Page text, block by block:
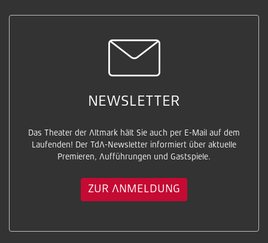
NEWSLETTER
Das Theater der Altmark hält Sie auch per E-Mail auf dem
Laufenden! Der TdA-Newsletter informiert über aktuelle
Premieren, Aufführungen und Gastspiele.
ZUR ANMELDUNG